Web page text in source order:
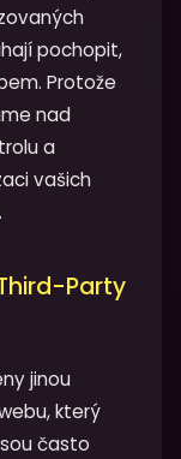
pochopit,
Protože
nad
a
vašich
Party
jinou
který
často